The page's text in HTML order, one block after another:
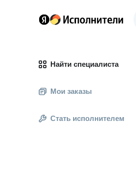
Найти специалиста
Мои заказы
Стать исполнителем